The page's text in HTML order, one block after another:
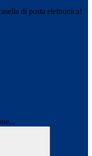
di posta elettronica!